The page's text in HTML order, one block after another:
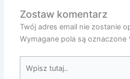
Zostaw komentarz
Twój adres email nie zostanie
Wymagane pola są oznaczone
tutaj..